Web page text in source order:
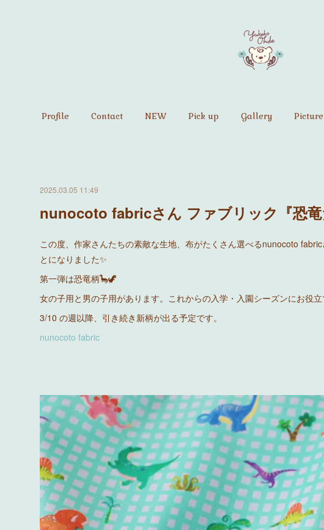
Profile Contact NEW Pick up Gallery
2025.03.05 11:49
nunocoto fabricさん ファブリック『恐
この度、作家さんたちの素敵な生地、布がたくさん選べるnunocoto
とになりました✨
第一弾は恐竜柄🦕🦖
女の子用と男の子用があります。これからの入学・入園シーズンにお役立
3/10 の週以降、引き続き新柄が出る予定です。
nunocoto fabric